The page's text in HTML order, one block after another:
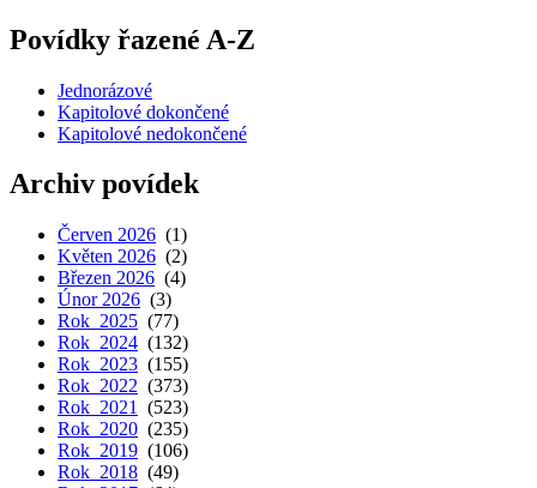
Povídky řazené A-Z
Jednorázové
Kapitolové dokončené
Kapitolové nedokončené
Archiv povídek
Červen 2026 (1)
Květen 2026 (2)
Březen 2026 (4)
Únor 2026 (3)
Rok 2025 (77)
Rok 2024 (132)
Rok 2023 (155)
Rok 2022 (373)
Rok 2021
(523)
Rok 2020 (235)
Rok 2019 (106)
Rok 2018 (49)